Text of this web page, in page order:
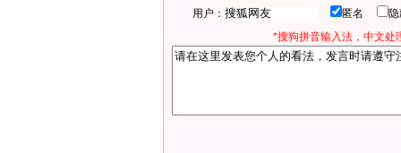
用户： 匿名
*搜狗拼音输入法，中文处